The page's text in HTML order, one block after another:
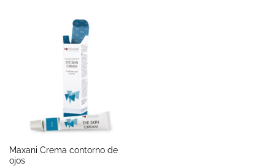
Maxani Crema contorno de
ojos